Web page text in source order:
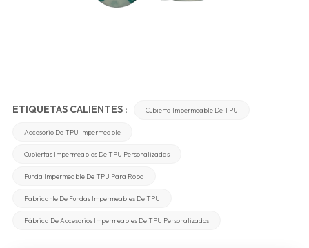
ETIQUETAS CALIENTES : Cubierta Impermeable De TPU
Accesorio De TPU Impermeable
Cubiertas Impermeables De TPU Personalizadas
Funda Impermeable De TPU Para Ropa
Fabricante De Fundas Impermeables De TPU
Fábrica De Accesorios Impermeables De TPU Personalizados